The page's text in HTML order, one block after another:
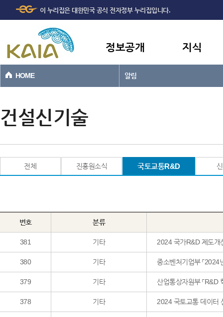
본문바로가기
이 누리집은 대한민국 공식 전자정부 누리집입니다.
정보공개 지식
HOME 알림
건설신기술
전체 진흥원소식 국토교통R&D
번호 분류
381 기타 2024 국가R&D 제도개
380 기타 중소벤처기업부 「2024
379 기타 산업통상자원부 「R&D
378 기타 2024 국토교통 데이터